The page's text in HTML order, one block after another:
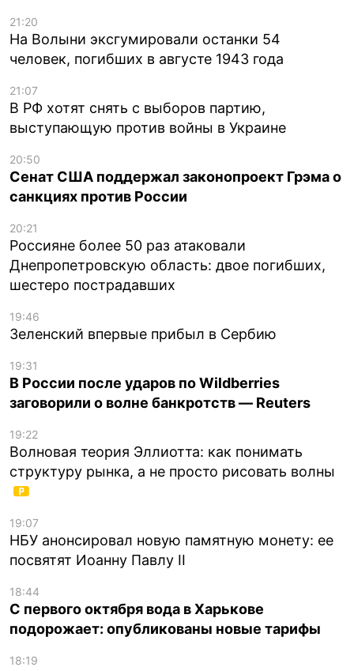
21:20
На Волыни эксгумировали останки 54
человек, погибших в августе 1943 года
21:07
В РФ хотят снять с выборов партию,
выступающую против войны в Украине
20:50
Сенат США поддержал законопроект Грэма о
санкциях против России
20:21
Россияне более 50 раз атаковали
Днепропетровскую область: двое погибших,
шестеро пострадавших
19:46
Зеленский впервые прибыл в Сербию
19:31
В России после ударов по Wildberries
заговорили о волне банкротств — Reuters
19:22
Волновая теория Эллиотта: как понимать
структуру рынка, а не просто рисовать волны
19:07
НБУ анонсировал новую памятную монету: ее
посвятят Иоанну Павлу II
18:44
С первого октября вода в Харькове
подорожает: опубликованы новые тарифы
18:19